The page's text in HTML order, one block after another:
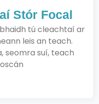
Stór Focal
tú cleachtaí ar
leis an teach.
seomra suí, teach